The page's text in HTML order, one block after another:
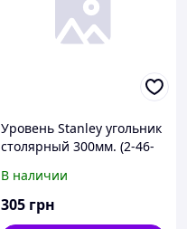
Уровень Stanley угольник
столярный 300мм. (2-46-
В наличии
305 грн